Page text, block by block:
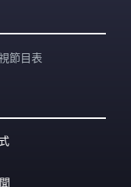
節目表